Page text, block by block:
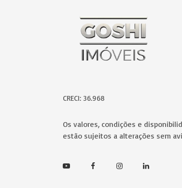
Página inicial
CRECI: 36.968
Os valores, condições e
estão sujeitos a alterações sem
Youtube FacebookInstagramLinkedin